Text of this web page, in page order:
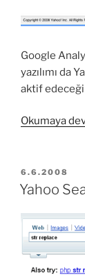
Google
yazılımı da
aktif edeceği
Okumaya
YAYIM
TARIHI
6.6.2008
Yahoo